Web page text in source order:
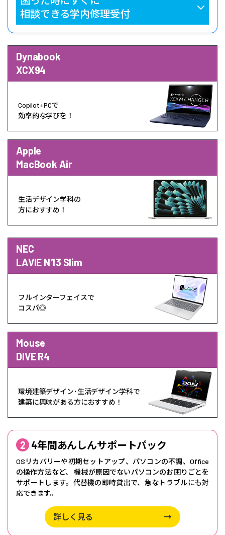
相談できる学内修理受付
Dynabook
XCX94
Copilot+PCで
効率的な学びを！
Apple
MacBook Air
生活デザイン学科の
方におすすめ！
NEC
LAVIE N13 Slim
フルインターフェイスで
コスパ◎
Mouse
DIVE R4
環境建築デザイン･生活デザイン学科で
建築に興味がある方におすすめ！
2 4年間あんしんサポートパック
OSリカバリーや初期セットアップ、パソコンの不調、Office
の操作方法など、 機械が原因でないパソコンのお困りごとを
サポートします。代替機の即時貸出で、急なトラブルにも対
応できます。
詳しく見る →